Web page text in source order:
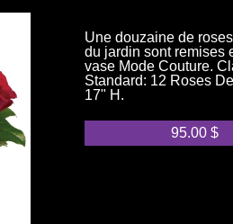
Une douzaine de
du jardin sont remises
vase Mode Couture.
Standard: 12 Roses
17" H.
95.00 $